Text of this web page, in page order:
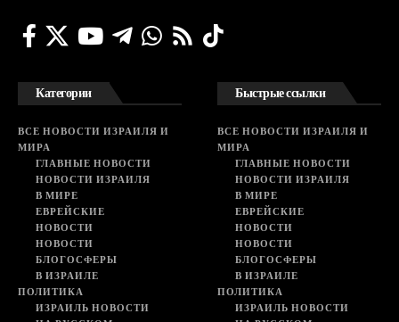
Категории
ВСЕ НОВОСТИ ИЗРАИЛЯ И
МИРА
ГЛАВНЫЕ НОВОСТИ
НОВОСТИ ИЗРАИЛЯ
В МИРЕ
ЕВРЕЙСКИЕ
НОВОСТИ
НОВОСТИ
БЛОГОСФЕРЫ
В ИЗРАИЛЕ
ПОЛИТИКА
ИЗРАИЛЬ НОВОСТИ
Быстрые ссылки
ВСЕ НОВОСТИ ИЗРАИЛЯ И
МИРА
ГЛАВНЫЕ НОВОСТИ
НОВОСТИ ИЗРАИЛЯ
В МИРЕ
ЕВРЕЙСКИЕ
НОВОСТИ
НОВОСТИ
БЛОГОСФЕРЫ
В ИЗРАИЛЕ
ПОЛИТИКА
ИЗРАИЛЬ НОВОСТИ